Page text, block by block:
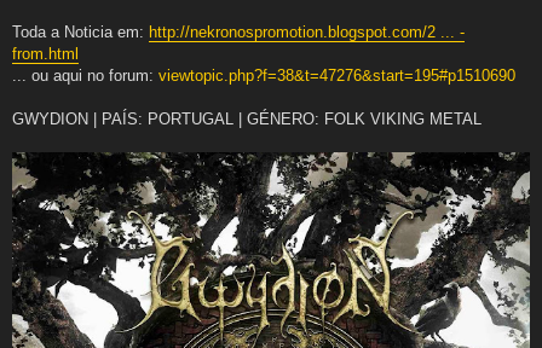
e
m
Toda a Noticia em: http://nekronospromotion.blogspot.com/2 ... -
from.html
... ou aqui no forum: viewtopic.php?f=38&t=47276&start=195#p1510690
GWYDION | PAÍS: PORTUGAL | GÉNERO: FOLK VIKING METAL